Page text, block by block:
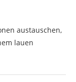
austauschen,
lauen